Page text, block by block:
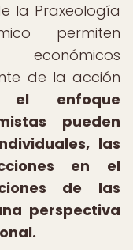
la Praxeología
permiten
económicos
de la acción
enfoque
pueden
las
en el
de las
perspectiva